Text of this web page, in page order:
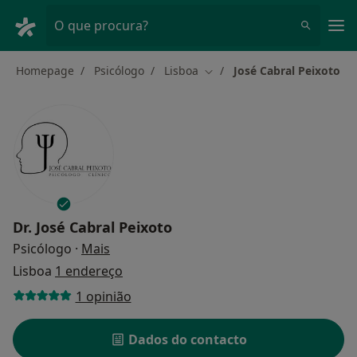
O que procura?
Homepage Psicólogo Lisboa Mudar de cidade
José Cabral Peixoto
Dr. José Cabral Peixoto
Psicólogo · Mais
Lisboa 1 endereço
1 opinião
Dados do contacto